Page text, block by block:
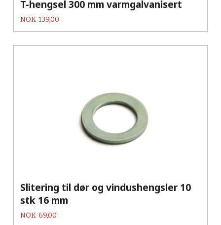
T-hengsel 300 mm varmgalvanisert
Pris
NOK 139,00
Slitering til dør og vindushengsler 10
stk 16 mm
Pris
NOK 69,00